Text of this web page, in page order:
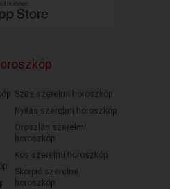
Szűz szerelmi horoszkóp
Nyilas szerelmi horoszkóp
Oroszlán szerelmi
horoszkóp
Kos szerelmi horoszkóp
Skorpió szerelmi
horoszkóp